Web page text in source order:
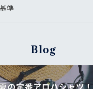
ーニー
ックパック
準
Blog